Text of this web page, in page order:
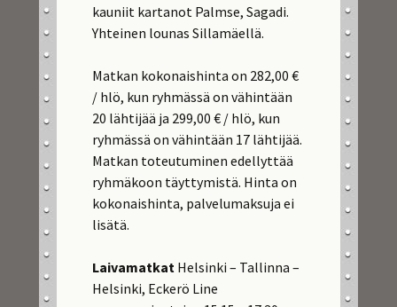
kauniit kartanot Palmse, Sagadi.
Yhteinen lounas Sillamäellä.
Matkan kokonaishinta on 282,00 €
/ hlö, kun ryhmässä on vähintään
20 lähtijää ja 299,00 € / hlö, kun
ryhmässä on vähintään 17 lähtijää.
Matkan toteutuminen edellyttää
ryhmäkoon täyttymistä. Hinta on
kokonaishinta, palvelumaksuja ei
lisätä.
Laivamatkat Helsinki – Tallinna –
Helsinki, Eckerö Line